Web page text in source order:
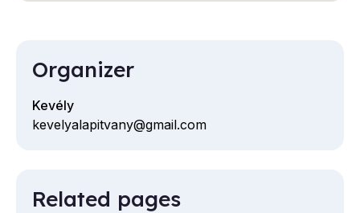
Organizer
Kevély
Email
kevelyalapitvany@gmail.com
Related pages